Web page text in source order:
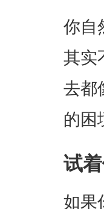
你自
其实
去都
的困
试
如果